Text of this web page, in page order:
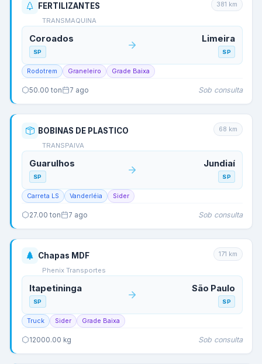
FERTILIZANTES
TRANSMAQUINA
381 km
Coroados
SP
Limeira
SP
Rodotrem Graneleiro Grade Baixa
50.00 ton 7 ago Sob consulta
BOBINAS DE PLASTICO
TRANSPAIVA
68 km
Guarulhos
SP
Jundiaí
SP
Carreta LS Vanderléia Sider
27.00 ton 7 ago Sob consulta
Chapas MDF
Phenix Transportes
171 km
Itapetininga
SP
São Paulo
SP
Truck Sider Grade Baixa
12000.00 kg Sob consulta